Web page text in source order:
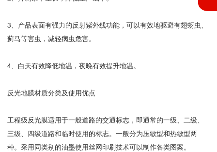
3、产品表面有强力的反射紫外线功能，可以有效地驱避有翅蚜虫、
蓟马等害虫，减轻病虫危害。
4、白天有效降低地温，夜晚有效提升地温。
反光地膜材质分类及使用优点
工程级反光膜适用于一般道路的交通标志，即通常的一级、二级、
三级、四级道路和临时使用的标志。一般分为压敏型和热敏型两
种。采用同类别的油墨使用丝网印刷技术可以制作各类图案。